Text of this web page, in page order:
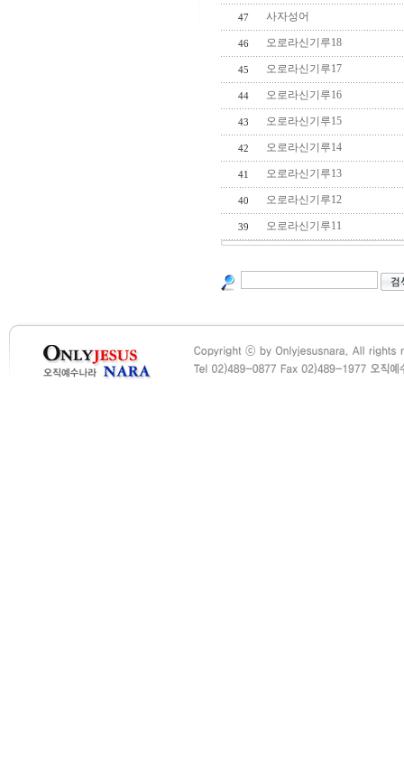
47 사자성어
46 오로라신기루18
45 오로라신기루17
44 오로라신기루16
43 오로라신기루15
42 오로라신기루14
41 오로라신기루13
40 오로라신기루12
39 오로라신기루11